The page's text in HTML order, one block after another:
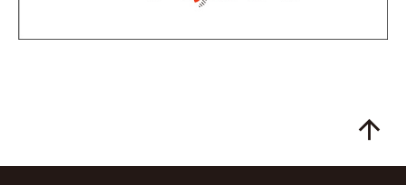
arrow_upward